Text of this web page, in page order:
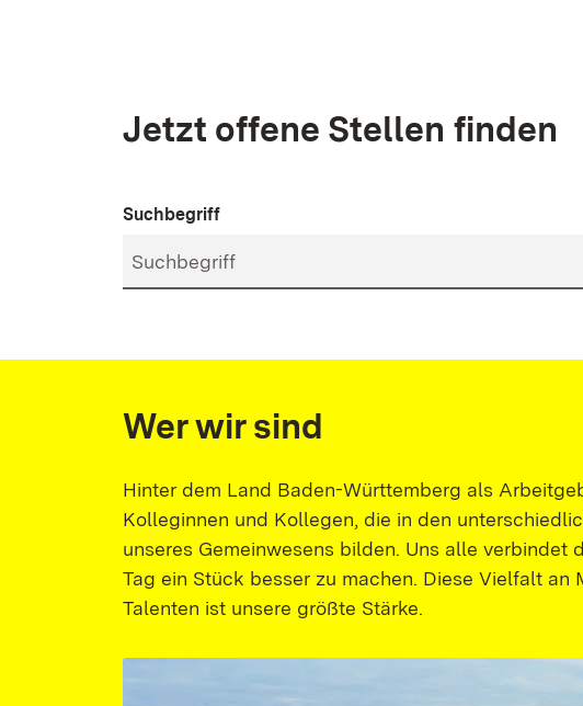
Jetzt offene Stellen finden
Stellensuche
Suchbegriff
Wer wir sind
Hinter dem Land Baden-Württemberg als
Kolleginnen und Kollegen, die in den
unseres Gemeinwesens bilden. Uns alle verbindet
Tag ein Stück besser zu machen. Diese Vielfalt an
Talenten ist unsere größte Stärke.